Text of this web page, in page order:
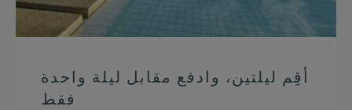
أقِم ليلتين، وادفع مقابل ليلة واحدة
فقط